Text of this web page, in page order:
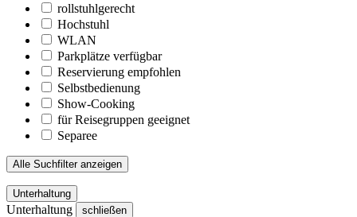
rollstuhlgerecht
Hochstuhl
WLAN
Parkplätze verfügbar
Reservierung empfohlen
Selbstbedienung
Show-Cooking
für Reisegruppen geeignet
Separee
Alle Suchfilter anzeigen
Unterhaltung
Unterhaltung schließen